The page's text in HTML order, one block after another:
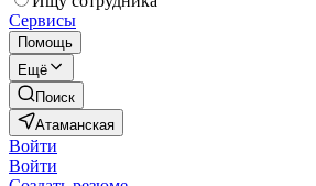
Сервисы
Помощь
Ещё
Поиск
Атаманская
Войти
Войти